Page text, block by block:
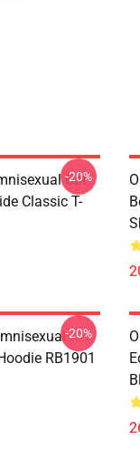
Cat
Classic T-
-20%
RB1901
-20%